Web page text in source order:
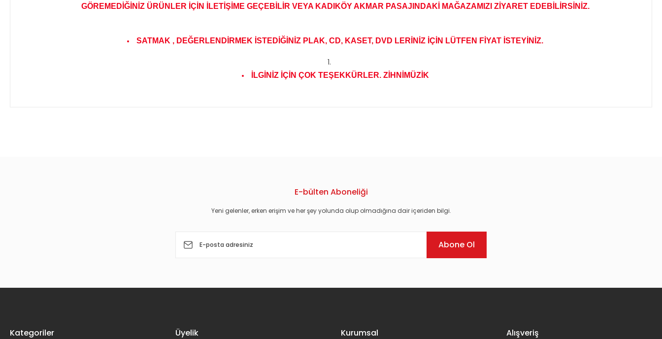
GÖREMEDİĞİNİZ ÜRÜNLER İÇİN İLETİŞİME GEÇEBİLİR VEYA KADIKÖY AKMAR PASAJINDAKİ MAĞAZAMIZI ZİYARET EDEBİLİRSİNİZ.
SATMAK , DEĞERLENDİRMEK İSTEDİĞİNİZ PLAK, CD, KASET, DVD LERİNİZ İÇİN LÜTFEN FİYAT İSTEYİNİZ.
İLGİNİZ İÇİN ÇOK TEŞEKKÜRLER. ZİHNİMÜZİK
E-bülten Aboneliği
Yeni gelenler, erken erişim ve her şey yolunda olup olmadığına dair içeriden bilgi.
Abone Ol
Kategoriler Üyelik Kurumsal Alışveriş